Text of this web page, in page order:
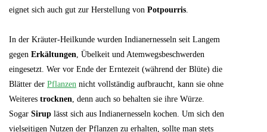
eignet sich auch gut zur Herstellung von Potpourris.
In der Kräuter-Heilkunde wurden Indianernesseln seit Langem
gegen Erkältungen, Übelkeit und Atemwegsbeschwerden
eingesetzt. Wer vor Ende der Erntezeit (während der Blüte) die
Blätter der Pflanzen nicht vollständig aufbraucht, kann sie ohne
Weiteres trocknen, denn auch so behalten sie ihre Würze.
Sogar Sirup lässt sich aus Indianernesseln kochen. Um sich den
vielseitigen Nutzen der Pflanzen zu erhalten, sollte man stets